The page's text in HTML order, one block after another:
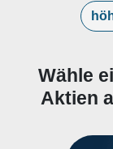
Wähle
Aktien